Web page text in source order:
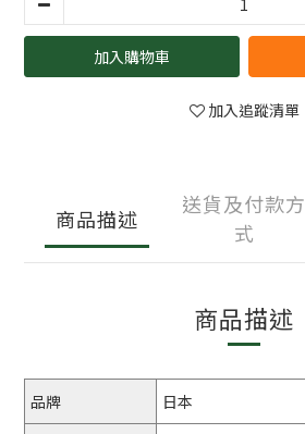
加入購物車
加入追蹤清單
商品描述
送貨及付款方
式
商品描述
品牌 日本